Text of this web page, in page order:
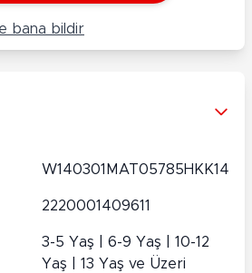
bana bildir
W140301MAT05785HKK14
2220001409611
3-5 Yaş | 6-9 Yaş | 10-12
Yaş | 13 Yaş ve Üzeri